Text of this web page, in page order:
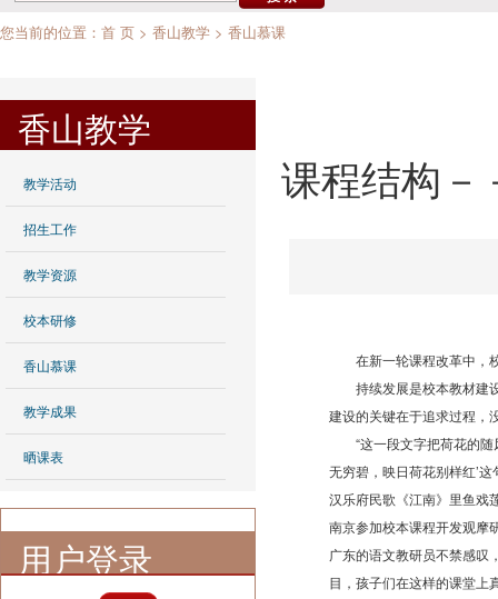
您当前的位置： 首 页 > 香山教学 > 香山慕课
香山教学
教学活动
招生工作
教学资源
校本研修
香山慕课
教学成果
晒课表
用户登录
课程结构－
在新一轮课程改革中，校
持续发展是校本教材建设
建设的关键在于追求过程，
“这一段文字把荷花的随
无穷碧，映日荷花别样红’
汉乐府民歌《江南》里鱼
南京参加校本课程开发观摩
广东的语文教研员不禁感叹
目，孩子们在这样的课堂上